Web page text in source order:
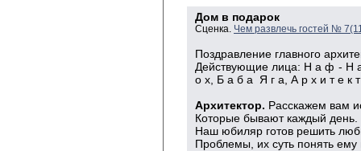
Дом в подарок
Сценка. Чем развлечь гостей №
Поздравление главного
Действующие лица: Н а ф -
о х, Б а б а Я г а, А р х и т е к
Архитектор. Расскажем вам
Которые бывают каждый день.
Наш юбиляр готов решить
Проблемы, их суть понять ему